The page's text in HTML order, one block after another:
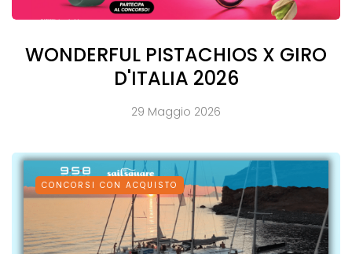
WONDERFUL PISTACHIOS X GIRO
D'ITALIA 2026
29 Maggio 2026
CONCORSI CON ACQUISTO